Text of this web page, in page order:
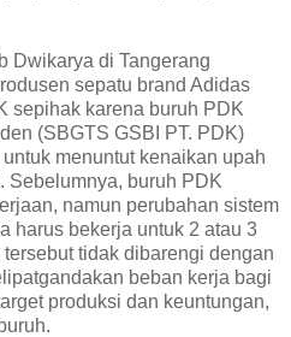
Dwikarya di Tangerang
sepatu brand Adidas
sepihak karena buruh PDK
(SBGTS GSBI PT. PDK)
menuntut kenaikan upah
Sebelumnya, buruh PDK
namun perubahan sistem
harus bekerja untuk 2 atau 3
tidak dibarengi dengan
beban kerja bagi
produksi dan keuntungan,